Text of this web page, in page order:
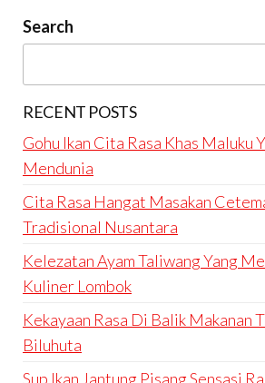
Search
RECENT POSTS
Gohu Ikan Cita Rasa Khas Maluku
Mendunia
Cita Rasa Hangat Masakan
Tradisional Nusantara
Kelezatan Ayam Taliwang Yang
Kuliner Lombok
Kekayaan Rasa Di Balik Makanan
Biluhuta
Sup Ikan Jantung Pisang Sensasi